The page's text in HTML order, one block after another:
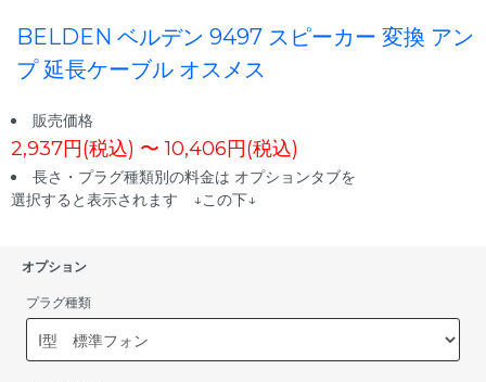
BELDEN ベルデン 9497 スピーカー 変換 アン
プ 延長ケーブル オスメス
販売価格
2,937円(税込) 〜 10,406円(税込)
長さ・プラグ種類別の料金は オプションタブを
選択すると表示されます ↓この下↓
オプション
プラグ種類